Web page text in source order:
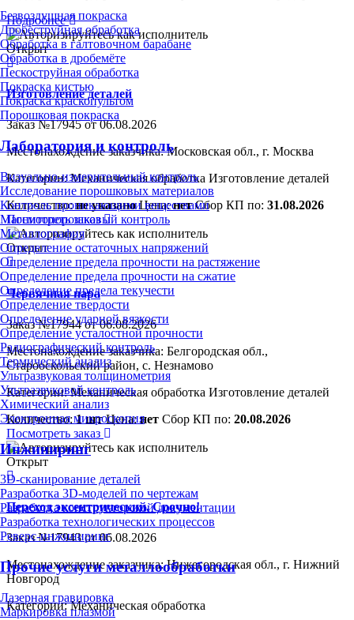
Безвоздушная покраска
Дробеструйная обработка
Обработка в галтовочном барабане
Обработка в дробемёте
Пескоструйная обработка
Покраска кистью
Покраска краскопультом
Порошковая покраска
Лаборатория и контроль
Визуально-измерительный контроль
Исследование порошковых материалов
Контроль проникающими веществами
Магнитопорошковый контроль
Металлография
Определение остаточных напряжений
Определение предела прочности на растяжение
Определение предела прочности на сжатие
Определение предела текучести
Определение твердости
Определение ударной вязкости
Определение усталостной прочности
Радиографический контроль
Термический анализ
Ультразвуковая толщинометрия
Ультразвуковой контроль
Химический анализ
Электронная микроскопия
Инжиниринг
3D-сканирование деталей
Разработка 3D-моделей по чертежам
Разработка конструкторской документации
Разработка технологических процессов
Реверс-инжиниринг
Прочие услуги металлообработки
Лазерная гравировка
Маркировка плазмой
Подробнее
Открыт
Изготовление деталей
Заказ №17945 от 06.08.2026
Местонахождение заказчика: Московская обл., г. Москва
Категории:Механическая обработка Изготовление деталей
Количество:не указано Цена:нет Сбор КП по: 31.08.2026
Посмотреть заказ
Открыт
Червячная пара
Заказ №17944 от 06.08.2026
Местонахождение заказчика: Белгородская обл.,
Старооскольский район, с. Незнамово
Категории:Механическая обработка Изготовление деталей
Количество:1 шт Цена:нет Сбор КП по: 20.08.2026
Посмотреть заказ
Открыт
Переход эксентрический. Срочно!
Заказ №17943 от 06.08.2026
Местонахождение заказчика: Нижегородская обл., г. Нижний
Новгород
Категории:Механическая обработка